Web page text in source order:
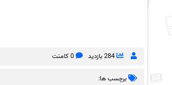
284 بازدید 0 کامنت
برچسب ها: